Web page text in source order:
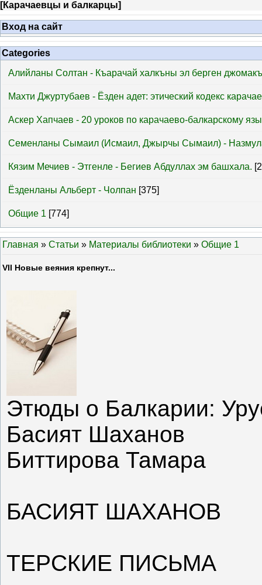
[Карачаевцы и балкарцы]
Вход на сайт
Categories
Алийланы Солтан - Къарачай халкъны эл берген
Махти Джуртубаев - Ёзден адет: этический кодекс
Аскер Хапчаев - 20 уроков по карачаево-балкарскому
Семенланы Сымаил (Исмаил, Джырчы Сымаил) -
Кязим Мечиев - Этгенле - Бегиев Абдуллах эм башхала.
Ёзденланы Альберт - Чолпан [375]
Общие 1 [774]
Главная » Статьи » Материалы библиотеки » Общие 1
VII Новые веяния крепнут...
Этюды о Балкарии:
Басият Шаханов
Биттирова Тамара
БАСИЯТ ШАХАНОВ
ТЕРСКИЕ ПИСЬМА